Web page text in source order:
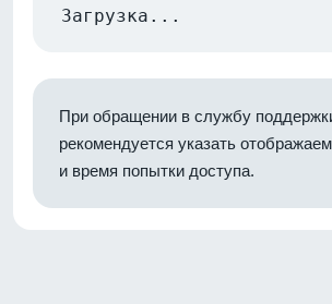
Загрузка...
При обращении в службу
рекомендуется указать
и время попытки доступа.